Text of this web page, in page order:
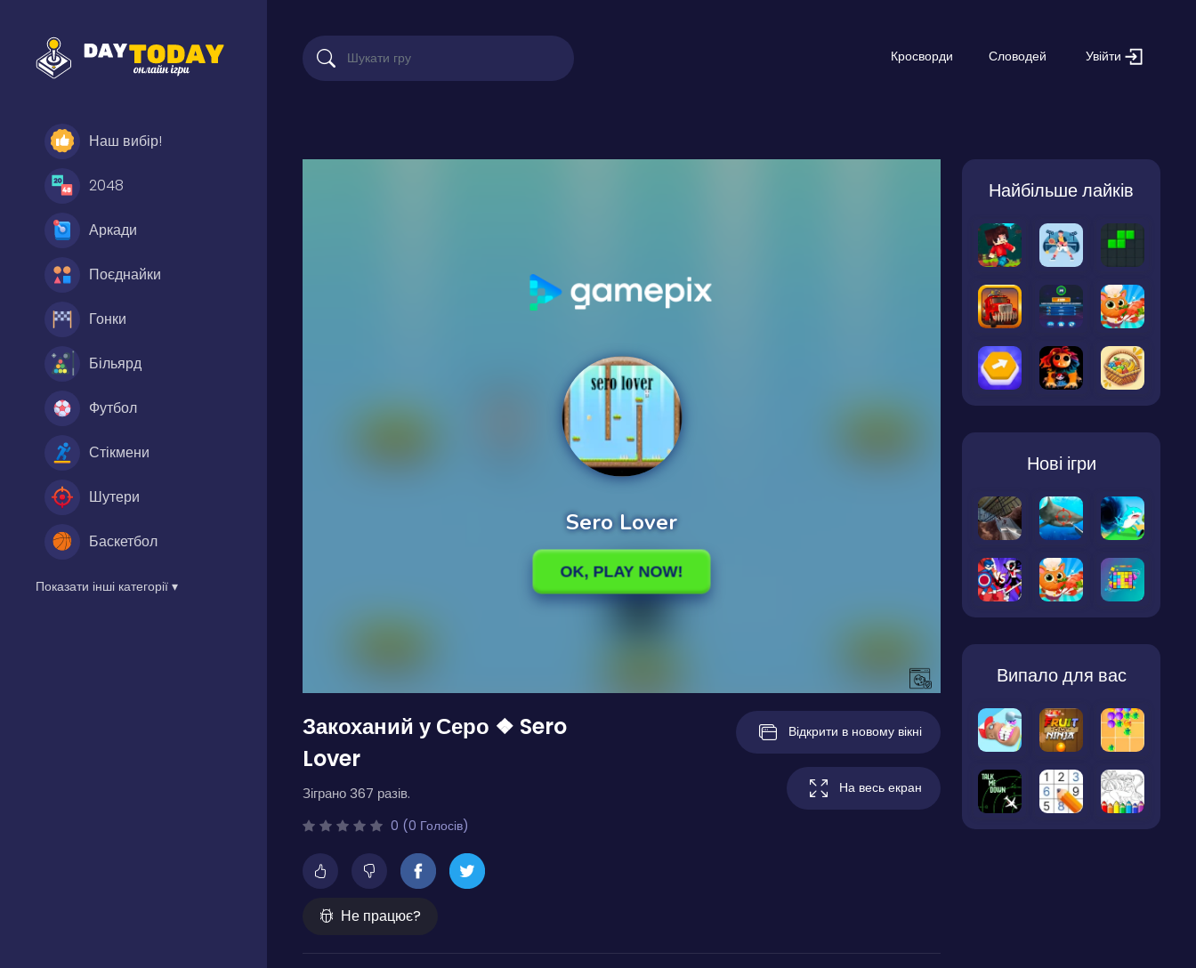
Наш вибір!
2048
Аркади
Поєднайки
Гонки
Більярд
Футбол
Стікмени
Шутери
Баскетбол
Показати інші категорії ▾
Кросворди Словодей Увійти
Закоханий у Серо ❖ Sero
Lover
Зіграно 367 разів.
0 (0 Голосів)
Не працює?
Відкрити в новому вікні
На весь екран
Найбільше лайків
Нові ігри
Випало для вас